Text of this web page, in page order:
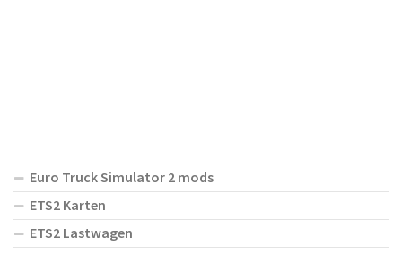
Euro Truck Simulator 2 mods
ETS2 Karten
ETS2 Lastwagen